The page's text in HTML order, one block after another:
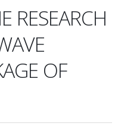
RESEARCH
OF